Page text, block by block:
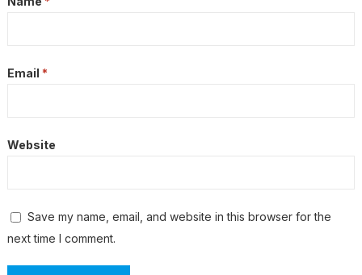
Email *
Website
Save my name, email, and website in this browser for the
next time I comment.